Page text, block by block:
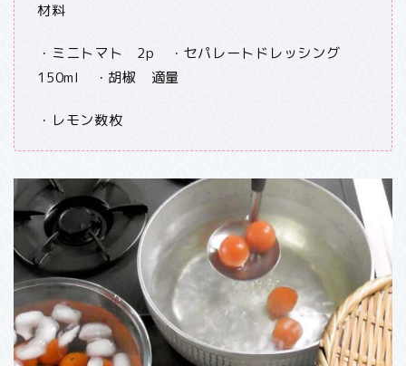
材料
・ミニトマト 2p ・セパレートドレッシング
150ml ・胡椒 適量
・レモン数枚